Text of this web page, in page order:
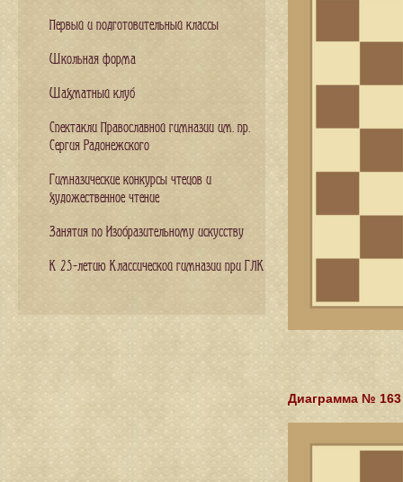
Диаграмма № 163
Первый и подготовительный классы
Школьная форма
Шахматный клуб
Спектакли Православной гимназии им. пр.
Сергия Радонежского
Гимназические конкурсы чтецов и
художественное чтение
Занятия по Изобразительному искусству
К 25-летию Классической гимназии при ГЛК